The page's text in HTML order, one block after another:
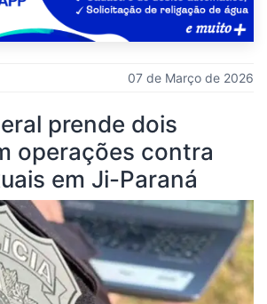
07 de Março de 2026
prende dois
operações contra
em Ji-Paraná